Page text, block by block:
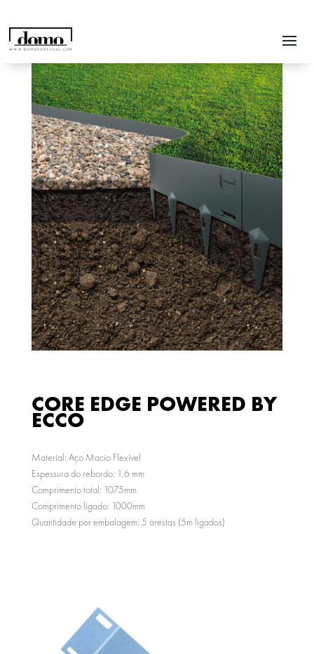
CORE EDGE POWERED BY
ECCO
Material: Aço Macio Flexível
Espessura do rebordo: 1,6 mm
Comprimento total: 1075mm
Comprimento ligado: 1000mm
Quantidade por embalagem: 5 arestas (5m ligados)